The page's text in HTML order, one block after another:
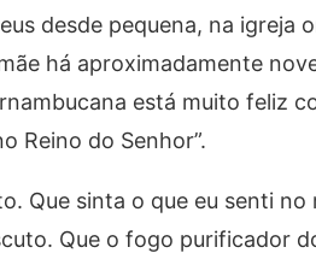
desde pequena, na igreja
há aproximadamente
está muito feliz
Reino do Senhor”.
Que sinta o que eu senti no
Que o fogo purificador